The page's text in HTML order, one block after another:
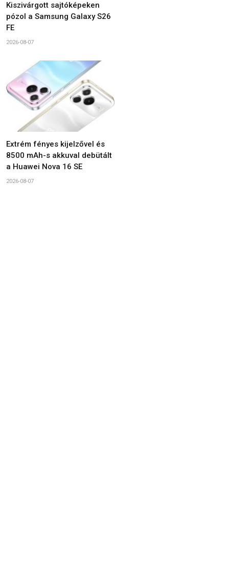
Kiszivárgott sajtóképeken
pózol a Samsung Galaxy S26
FE
2026-08-07
Extrém fényes kijelzővel és
8500 mAh-s akkuval debütált
a Huawei Nova 16 SE
2026-08-07